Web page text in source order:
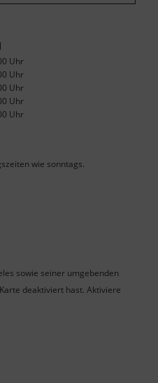
Uhr
Uhr
Uhr
Uhr
Uhr
wie sonntags.
sowie seiner umgebenden
deaktiviert hast. Aktiviere